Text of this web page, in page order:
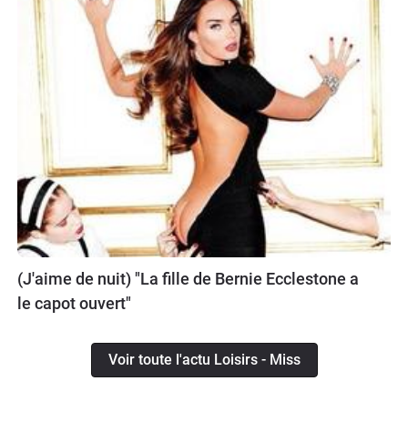
(J'aime de nuit) "La fille de Bernie Ecclestone a
le capot ouvert"
Voir toute l'actu Loisirs - Miss